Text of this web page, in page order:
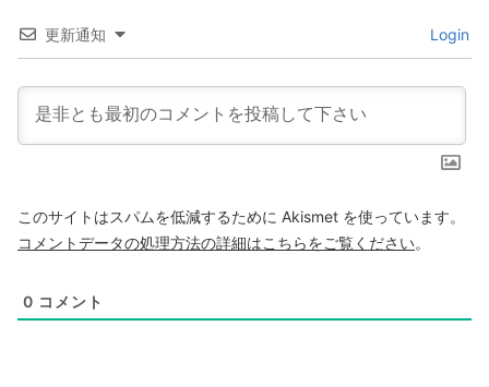
更新通知 Login
このサイトはスパムを低減するために Akismet を使っています。
コメントデータの処理方法の詳細はこちらをご覧ください。
0 コメント